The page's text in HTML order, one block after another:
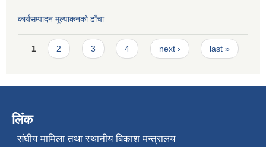
कार्यसम्पादन मूल्या‌कनको ढाँचा
Pages
1 2 3 4 next › last »
लिंक
संघीय मामिला तथा स्थानीय बिकाश मन्त्रालय